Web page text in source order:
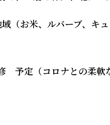
（お米、ルバーブ、
定（コロナとの柔軟な